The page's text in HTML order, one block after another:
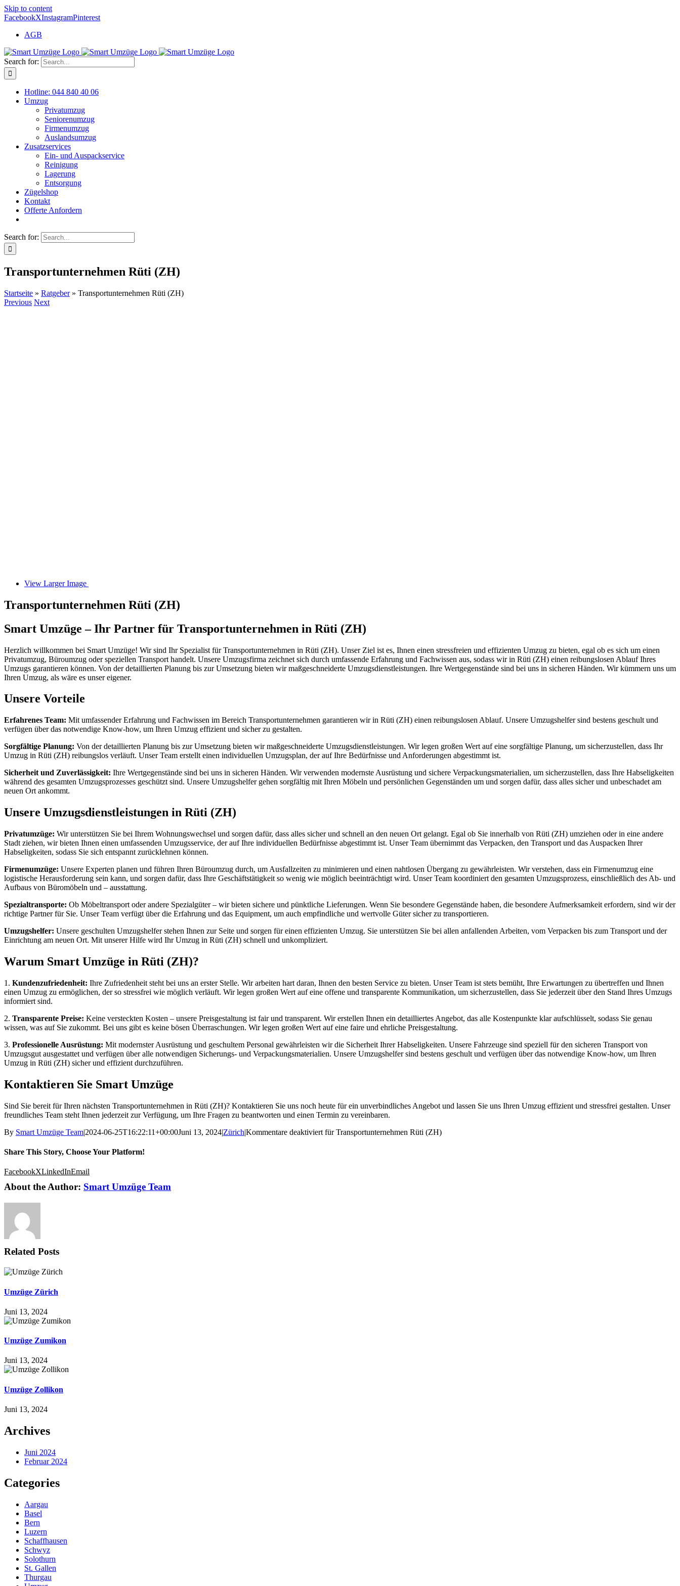
Skip to content
FacebookXInstagramPinterest
AGB
Search for:
Hotline: 044 840 40 06
Umzug
Privatumzug
Seniorenumzug
Firmenumzug
Auslandsumzug
Zusatzservices
Ein- und Auspackservice
Reinigung
Lagerung
Entsorgung
Zügelshop
Kontakt
Offerte Anfordern
Search for:
Transportunternehmen Rüti (ZH)
Startseite » Ratgeber» Transportunternehmen Rüti (ZH)
Previous Next
View Larger Image
Transportunternehmen Rüti (ZH)
Smart Umzüge – Ihr Partner für Transportunternehmen in Rüti (ZH)
Herzlich willkommen bei Smart Umzüge! Wir sind Ihr Spezialist für Transportunternehmen in Rüti (ZH). Unser Ziel ist es, Ihnen einen stressfreien und effizienten Umzug zu bieten, egal ob es sich um einen
Privatumzug, Büroumzug oder speziellen Transport handelt. Unsere Umzugsfirma zeichnet sich durch umfassende Erfahrung und Fachwissen aus, sodass wir in Rüti (ZH) einen reibungslosen Ablauf Ihres
Umzugs garantieren können. Von der detaillierten Planung bis zur Umsetzung bieten wir maßgeschneiderte Umzugsdienstleistungen. Ihre Wertgegenstände sind bei uns in sicheren Händen. Wir kümmern uns um
Ihren Umzug, als wäre es unser eigener.
Unsere Vorteile
Erfahrenes Team: Mit umfassender Erfahrung und Fachwissen im Bereich Transportunternehmen garantieren wir in Rüti (ZH) einen reibungslosen Ablauf. Unsere Umzugshelfer sind bestens geschult und
verfügen über das notwendige Know-how, um Ihren Umzug effizient und sicher zu gestalten.
Sorgfältige Planung: Von der detaillierten Planung bis zur Umsetzung bieten wir maßgeschneiderte Umzugsdienstleistungen. Wir legen großen Wert auf eine sorgfältige Planung, um sicherzustellen, dass Ihr
Umzug in Rüti (ZH) reibungslos verläuft. Unser Team erstellt einen individuellen Umzugsplan, der auf Ihre Bedürfnisse und Anforderungen abgestimmt ist.
Sicherheit und Zuverlässigkeit: Ihre Wertgegenstände sind bei uns in sicheren Händen. Wir verwenden modernste Ausrüstung und sichere Verpackungsmaterialien, um sicherzustellen, dass Ihre Habseligkeiten
während des gesamten Umzugsprozesses geschützt sind. Unsere Umzugshelfer gehen sorgfältig mit Ihren Möbeln und persönlichen Gegenständen um und sorgen dafür, dass alles sicher und unbeschadet am
neuen Ort ankommt.
Unsere Umzugsdienstleistungen in Rüti (ZH)
Privatumzüge: Wir unterstützen Sie bei Ihrem Wohnungswechsel und sorgen dafür, dass alles sicher und schnell an den neuen Ort gelangt. Egal ob Sie innerhalb von Rüti (ZH) umziehen oder in eine andere
Stadt ziehen, wir bieten Ihnen einen umfassenden Umzugsservice, der auf Ihre individuellen Bedürfnisse abgestimmt ist. Unser Team übernimmt das Verpacken, den Transport und das Auspacken Ihrer
Habseligkeiten, sodass Sie sich entspannt zurücklehnen können.
Firmenumzüge: Unsere Experten planen und führen Ihren Büroumzug durch, um Ausfallzeiten zu minimieren und einen nahtlosen Übergang zu gewährleisten. Wir verstehen, dass ein Firmenumzug eine
logistische Herausforderung sein kann, und sorgen dafür, dass Ihre Geschäftstätigkeit so wenig wie möglich beeinträchtigt wird. Unser Team koordiniert den gesamten Umzugsprozess, einschließlich des Ab- und
Aufbaus von Büromöbeln und – ausstattung.
Spezialtransporte: Ob Möbeltransport oder andere Spezialgüter – wir bieten sichere und pünktliche Lieferungen. Wenn Sie besondere Gegenstände haben, die besondere Aufmerksamkeit erfordern, sind wir der
richtige Partner für Sie. Unser Team verfügt über die Erfahrung und das Equipment, um auch empfindliche und wertvolle Güter sicher zu transportieren.
Umzugshelfer: Unsere geschulten Umzugshelfer stehen Ihnen zur Seite und sorgen für einen effizienten Umzug. Sie unterstützen Sie bei allen anfallenden Arbeiten, vom Verpacken bis zum Transport und der
Einrichtung am neuen Ort. Mit unserer Hilfe wird Ihr Umzug in Rüti (ZH) schnell und unkompliziert.
Warum Smart Umzüge in Rüti (ZH)?
1. Kundenzufriedenheit: Ihre Zufriedenheit steht bei uns an erster Stelle. Wir arbeiten hart daran, Ihnen den besten Service zu bieten. Unser Team ist stets bemüht, Ihre Erwartungen zu übertreffen und Ihnen
einen Umzug zu ermöglichen, der so stressfrei wie möglich verläuft. Wir legen großen Wert auf eine offene und transparente Kommunikation, um sicherzustellen, dass Sie jederzeit über den Stand Ihres Umzugs
informiert sind.
2. Transparente Preise: Keine versteckten Kosten – unsere Preisgestaltung ist fair und transparent. Wir erstellen Ihnen ein detailliertes Angebot, das alle Kostenpunkte klar aufschlüsselt, sodass Sie genau
wissen, was auf Sie zukommt. Bei uns gibt es keine bösen Überraschungen. Wir legen großen Wert auf eine faire und ehrliche Preisgestaltung.
3. Professionelle Ausrüstung: Mit modernster Ausrüstung und geschultem Personal gewährleisten wir die Sicherheit Ihrer Habseligkeiten. Unsere Fahrzeuge sind speziell für den sicheren Transport von
Umzugsgut ausgestattet und verfügen über alle notwendigen Sicherungs- und Verpackungsmaterialien. Unsere Umzugshelfer sind bestens geschult und verfügen über das notwendige Know-how, um Ihren
Umzug in Rüti (ZH) sicher und effizient durchzuführen.
Kontaktieren Sie Smart Umzüge
Sind Sie bereit für Ihren nächsten Transportunternehmen in Rüti (ZH)? Kontaktieren Sie uns noch heute für ein unverbindliches Angebot und lassen Sie uns Ihren Umzug effizient und stressfrei gestalten. Unser
freundliches Team steht Ihnen jederzeit zur Verfügung, um Ihre Fragen zu beantworten und einen Termin zu vereinbaren.
By Smart Umzüge Team|2024-06-25T16:22:11+00:00Juni 13, 2024|Zürich|Kommentare deaktiviert für Transportunternehmen Rüti (ZH)
Share This Story, Choose Your Platform!
FacebookXLinkedInEmail
About the Author: Smart Umzüge Team
Related Posts
Umzüge Zürich
Juni 13, 2024
Umzüge Zumikon
Juni 13, 2024
Umzüge Zollikon
Juni 13, 2024
Archives
Juni 2024
Februar 2024
Categories
Aargau
Basel
Bern
Luzern
Schaffhausen
Schwyz
Solothurn
St. Gallen
Thurgau